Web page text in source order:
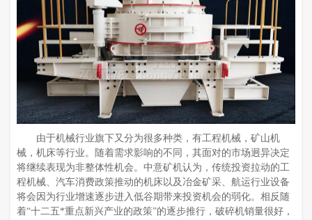
由于机械行业旗下又分为很多种类，有工程机械，矿山机
械，机床等行业。随着需求影响的不同，其面对的市场迥异决定
将继续表现为非整体性机会。中意矿机认为，传统投资拉动的工
程机械、汽车消费政策推动的机床以及冶金矿采、航运行业设备
将会因为行业增速逐步进入低谷期带来投资机会的弱化。相反随
着“十二五*重点新兴产业的政策”的逐步推行，破碎机销量很好，